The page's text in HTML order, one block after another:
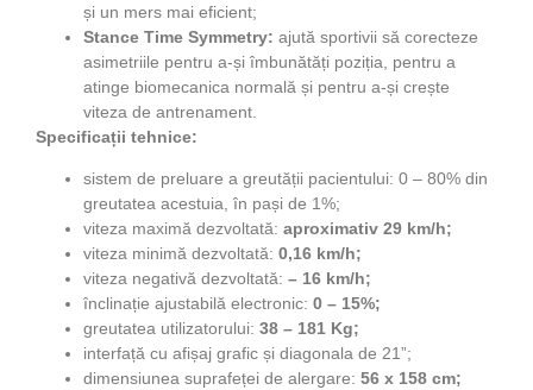
și un mers mai eficient;
Stance Time Symmetry: ajută sportivii să corecteze
asimetriile pentru a-și îmbunătăți poziția, pentru a
atinge biomecanica normală și pentru a-și crește
viteza de antrenament.
Specificații tehnice:
sistem de preluare a greutății pacientului: 0 – 80% din
greutatea acestuia, în pași de 1%;
viteza maximă dezvoltată: aproximativ 29 km/h;
viteza minimă dezvoltată: 0,16 km/h;
viteza negativă dezvoltată: – 16 km/h;
înclinație ajustabilă electronic: 0 – 15%;
greutatea utilizatorului: 38 – 181 Kg;
interfață cu afișaj grafic și diagonala de 21”;
dimensiunea suprafeței de alergare: 56 x 158 cm;